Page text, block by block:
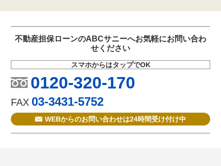
不動産担保ローンのABCサニーへお気軽にお問い合わ
せください
スマホからはタップでOK
0120-320-170
FAX 03-3431-5752
WEBからのお問い合わせは24時間受け付け中